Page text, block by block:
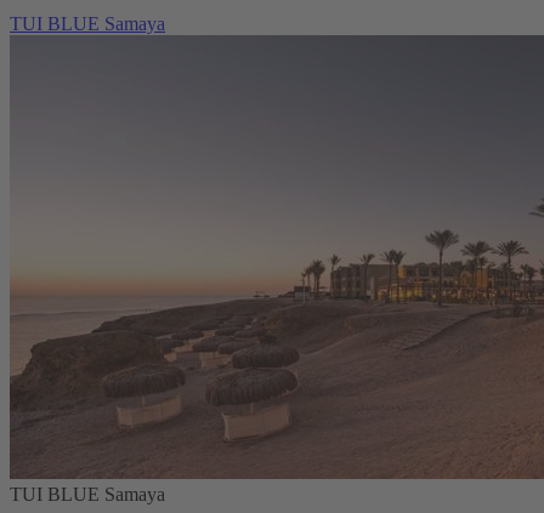
TUI BLUE Samaya
TUI BLUE Samaya